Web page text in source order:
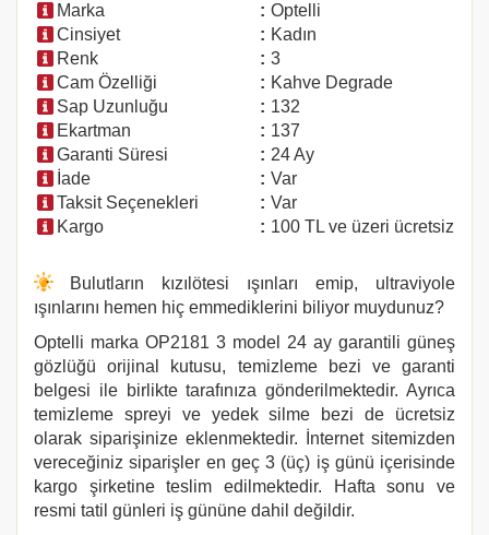
Marka
: Optelli
Cinsiyet
: Kadın
Renk
: 3
Cam Özelliği
: Kahve Degrade
Sap Uzunluğu
: 132
Ekartman
: 137
Garanti Süresi
: 24 Ay
İade
: Var
Taksit Seçenekleri
: Var
Kargo
: 100 TL ve üzeri ücretsiz
Bulutların kızılötesi ışınları emip, ultraviyole
ışınlarını hemen hiç emmediklerini biliyor muydunuz?
Optelli marka OP2181 3 model 24 ay garantili güneş
gözlüğü orijinal kutusu, temizleme bezi ve garanti
belgesi ile birlikte tarafınıza gönderilmektedir. Ayrıca
temizleme spreyi ve yedek silme bezi de ücretsiz
olarak siparişinize eklenmektedir. İnternet sitemizden
vereceğiniz siparişler en geç 3 (üç) iş günü içerisinde
kargo şirketine teslim edilmektedir. Hafta sonu ve
resmi tatil günleri iş gününe dahil değildir.